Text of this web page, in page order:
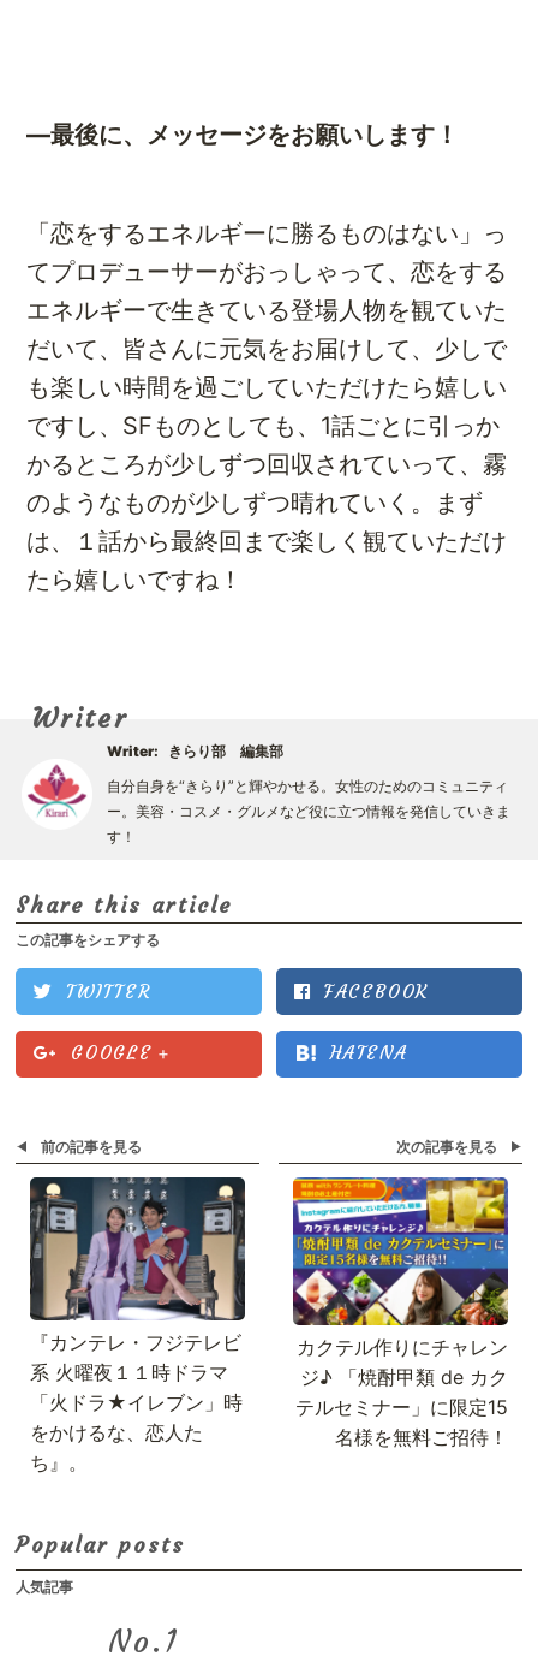
―最後に、メッセージをお願いします！
「恋をするエネルギーに勝るものはない」っ
てプロデューサーがおっしゃって、恋をする
エネルギーで生きている登場人物を観ていた
だいて、皆さんに元気をお届けして、少しで
も楽しい時間を過ごしていただけたら嬉しい
ですし、SFものとしても、1話ごとに引っか
かるところが少しずつ回収されていって、霧
のようなものが少しずつ晴れていく。まず
は、１話から最終回まで楽しく観ていただけ
たら嬉しいですね！
Writer
Writer:
きらり部 編集部
自分自身を“きらり”と輝やかせる。女性のためのコミュニティ
ー。美容・コスメ・グルメなど役に立つ情報を発信していきま
す！
Share this article
この記事をシェアする
TWITTER FACEBOOK
GOOGLE + HATENA
前の記事を見る
『カンテレ・フジテレビ
系 火曜夜１１時ドラマ
「火ドラ★イレブン」時
をかけるな、恋人た
ち』。
次の記事を見る
カクテル作りにチャレン
ジ♪ 「焼酎甲類 de カク
テルセミナー」に限定15
名様を無料ご招待！
Popular posts
人気記事
No.